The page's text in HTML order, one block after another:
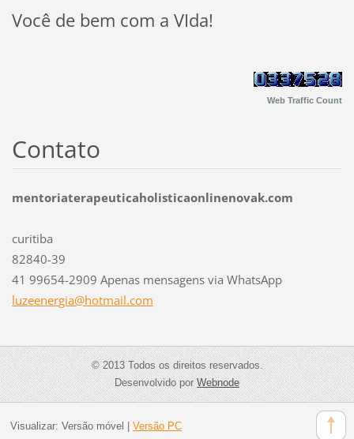
Você de bem com a VIda!
Web Traffic Count
Contato
mentoriaterapeuticaholisticaonlinenovak.com
curitiba
82840-39
41 99654-2909 Apenas mensagens via WhatsApp
luzeenergia@hotmail.com
© 2013 Todos os direitos reservados.
Desenvolvido porWebnode
Visualizar: Versão móvel Versão PC